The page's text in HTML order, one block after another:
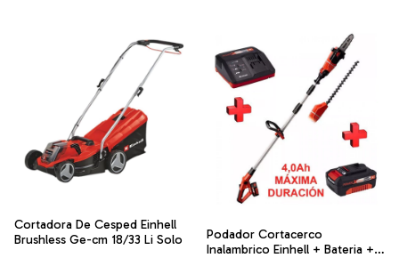
Cortadora De Cesped Einhell
Brushless Ge-cm 18/33 Li Solo
Podador Cortacerco
Inalambrico Einhell + Bateria +